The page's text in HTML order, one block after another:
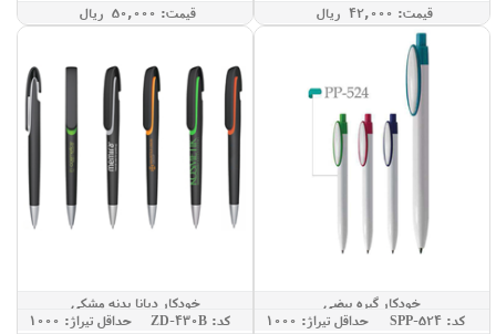
قيمت: 42,000 ريال
قيمت: 50,000 ريال
خودکار گیره بیضی
کد: SPP-524
حداقل تيراژ: 1000
خودکار دیانا بدنه مشکی
کد: ZD-430B
حداقل تيراژ: 1000